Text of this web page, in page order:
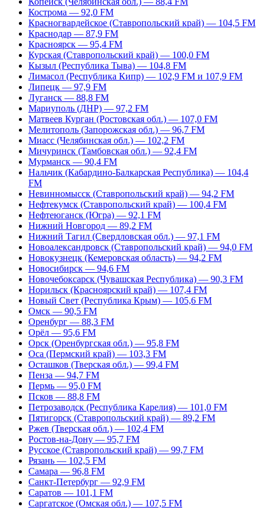
Кострома — 92,0 FM
Красногвардейское (Ставропольский край) — 104,5 FM
Краснодар — 87,9 FM
Красноярск — 95,4 FM
Курская (Ставропольский край) — 100,0 FM
Кызыл (Республика Тыва) — 104,8 FM
Лимасол (Республика Кипр) — 102,9 FM и 107,9 FM
Липецк — 97,9 FM
Луганск — 88,8 FM
Мариуполь (ДНР) — 97,2 FM
Матвеев Курган (Ростовская обл.) — 107,0 FM
Мелитополь (Запорожская обл.) — 96,7 FM
Миасс (Челябинская обл.) — 102,2 FM
Мичуринск (Тамбовская обл.) — 92,4 FM
Мурманск — 90,4 FM
Нальчик (Кабардино-Балкарская Республика) — 104,4
FM
Невинномысск (Ставропольский край) — 94,2 FM
Нефтекумск (Ставропольский край) — 100,4 FM
Нефтеюганск (Югра) — 92,1 FM
Нижний Новгород — 89,2 FM
Нижний Тагил (Свердловская обл.) — 97,1 FM
Новоалександровск (Ставропольский край) — 94,0 FM
Новокузнецк (Кемеровская область) — 94,2 FM
Новосибирск — 94,6 FM
Новочебоксарск (Чувашская Республика) — 90,3 FM
Норильск (Красноярский край) — 107,4 FM
Новый Свет (Республика Крым) — 105,6 FM
Омск — 90,5 FM
Оренбург — 88,3 FM
Орёл — 95,6 FM
Орск (Оренбургская обл.) — 95,8 FM
Оса (Пермский край) — 103,3 FM
Осташков (Тверская обл.) — 99,4 FM
Пенза — 94,7 FM
Пермь — 95,0 FM
Псков — 88,8 FM
Петрозаводск (Республика Карелия) — 101,0 FM
Пятигорск (Ставропольский край) — 89,2 FM
Ржев (Тверская обл.) — 102,4 FM
Ростов-на-Дону — 95,7 FM
Русское (Ставропольский край) — 99,7 FM
Рязань — 102,5 FM
Самара — 96,8 FM
Санкт-Петербург — 92,9 FM
Саратов — 101,1 FM
Саргатское (Омская обл.) — 107,5 FM